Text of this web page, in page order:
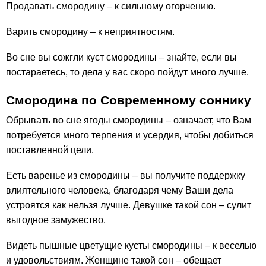
Продавать смородину – к сильному огорчению.
Варить смородину – к неприятностям.
Во сне вы сожгли куст смородины – знайте, если вы
постараетесь, то дела у вас скоро пойдут много лучше.
Смородина по Современному соннику
Обрывать во сне ягоды смородины – означает, что Вам
потребуется много терпения и усердия, чтобы добиться
поставленной цели.
Есть варенье из смородины – вы получите поддержку
влиятельного человека, благодаря чему Ваши дела
устроятся как нельзя лучше. Девушке такой сон – сулит
выгодное замужество.
Видеть пышные цветущие кусты смородины – к веселью
и удовольствиям. Женщине такой сон – обещает